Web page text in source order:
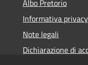
Albo Pretorio
Informativa privacy
Note legali
Dichiarazione di